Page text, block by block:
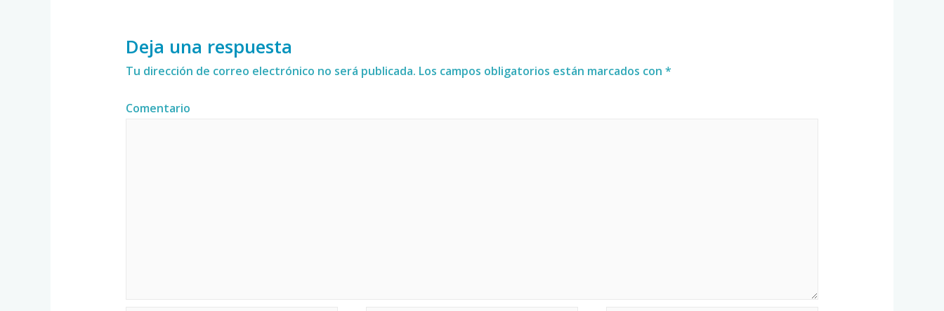
Deja una respuesta
Tu dirección de correo electrónico no será publicada. Los campos obligatorios están marcados con *
Comentario